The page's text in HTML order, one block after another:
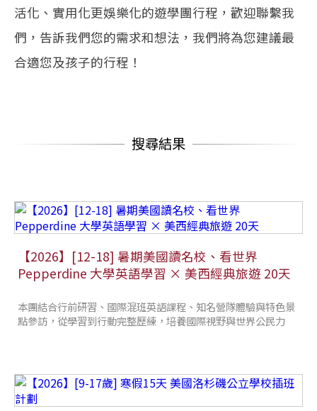
活化、實用化更娛樂化的遊學團行程，歡迎聯繫我
們，告訴我們您的需求和想法，我們將為您建議最
合適您及孩子的行程！
搜尋結果
【2026】[12-18] 暑期美國讀名校、看世界
Pepperdine 大學英語學習 × 美西經典旅遊 20天
本團結合行前研習、國際混班英語課程、知名營隊體驗與特色景
點參訪，從學習到行動完整歷練，培養國際視野與世界公民力